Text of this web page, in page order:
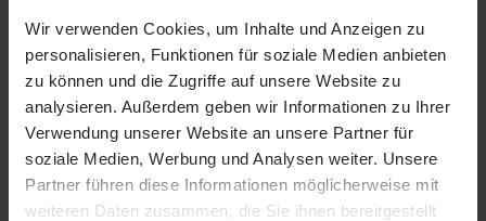
Wir verwenden Cookies, um Inhalte und Anzeigen zu
personalisieren, Funktionen für soziale Medien anbieten
zu können und die Zugriffe auf unsere Website zu
analysieren. Außerdem geben wir Informationen zu Ihrer
Verwendung unserer Website an unsere Partner für
soziale Medien, Werbung und Analysen weiter. Unsere
Partner führen diese Informationen möglicherweise mit
weiteren Daten zusammen, die Sie ihnen bereitgestellt
iPod touch
Kabel & Adapter
Kopfhörer
LaCie Rugged
Lightning
Mac mini